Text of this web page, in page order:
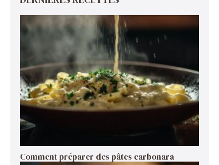
Comment préparer des pâtes carbonara ​